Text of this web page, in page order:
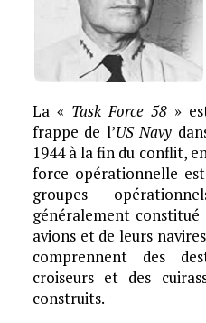
La « Task Force 58 »
frappe de l’US Navy
1944 à la fin du conflit,
force opérationnelle
groupes
généralement
avions et de leurs
comprennent des
croiseurs et des
construits.